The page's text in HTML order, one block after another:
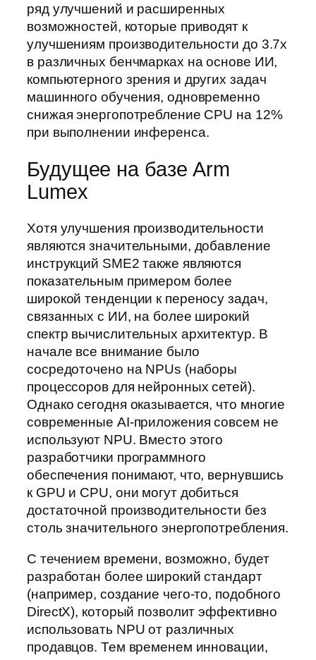
ряд улучшений и расширенных
возможностей, которые приводят к
улучшениям производительности до 3.7x
в различных бенчмарках на основе ИИ,
компьютерного зрения и других задач
машинного обучения, одновременно
снижая энергопотребление CPU на 12%
при выполнении инференса.
Будущее на базе Arm
Lumex
Хотя улучшения производительности
являются значительными, добавление
инструкций SME2 также являются
показательным примером более
широкой тенденции к переносу задач,
связанных с ИИ, на более широкий
спектр вычислительных архитектур. В
начале все внимание было
сосредоточено на NPUs (наборы
процессоров для нейронных сетей).
Однако сегодня оказывается, что многие
современные AI-приложения совсем не
используют NPU. Вместо этого
разработчики программного
обеспечения понимают, что, вернувшись
к GPU и CPU, они могут добиться
достаточной производительности без
столь значительного энергопотребления.
С течением времени, возможно, будет
разработан более широкий стандарт
(например, создание чего-то, подобного
DirectX), который позволит эффективно
использовать NPU от различных
продавцов. Тем временем инновации,